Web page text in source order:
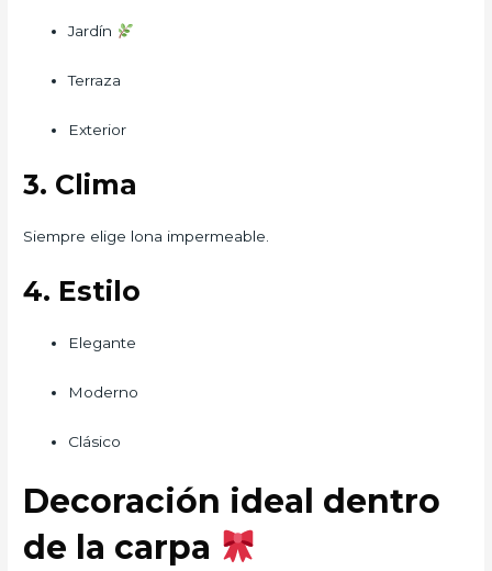
Jardín
Terraza
Exterior
3. Clima
Siempre elige lona impermeable.
4. Estilo
Elegante
Moderno
Clásico
Decoración ideal dentro
de la carpa